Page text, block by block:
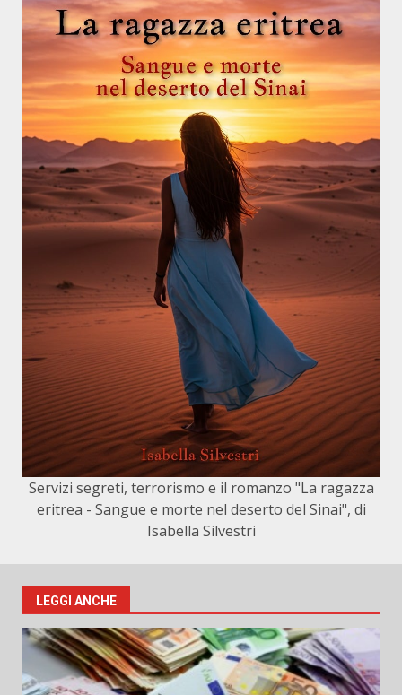
Servizi segreti, terrorismo e il romanzo "La ragazza
eritrea - Sangue e morte nel deserto del Sinai", di
Isabella Silvestri
LEGGI ANCHE